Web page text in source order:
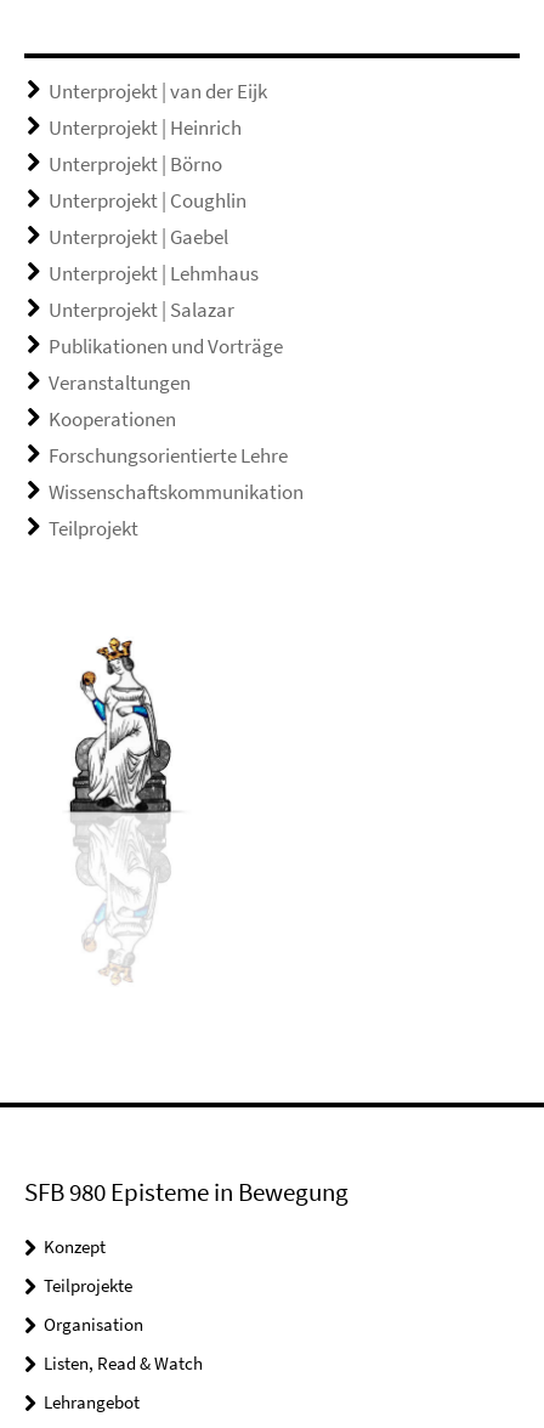
Unterprojekt | van der Eijk
Unterprojekt | Heinrich
Unterprojekt | Börno
Unterprojekt | Coughlin
Unterprojekt | Gaebel
Unterprojekt | Lehmhaus
Unterprojekt | Salazar
Publikationen und Vorträge
Veranstaltungen
Kooperationen
Forschungsorientierte Lehre
Wissenschaftskommunikation
Teilprojekt
SFB 980 Episteme in Bewegung
Konzept
Teilprojekte
Organisation
Listen, Read & Watch
Lehrangebot